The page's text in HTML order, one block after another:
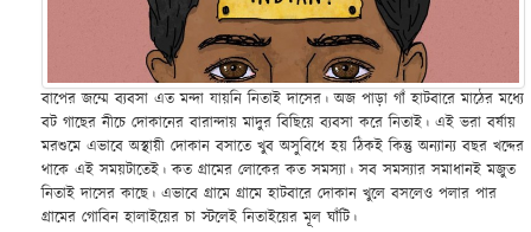
বাপের জম্মে ব্যবসা এত মন্দা যায়নি নিতাই দাসের। অজ পাড়া গাঁ হাটবারে মাঠের মধ্যে
বট গাছের নীচে দোকানের বারান্দায় মাদুর বিছিয়ে ব্যবসা করে নিতাই। এই ভরা বর্ষায়
মরশুমে এভাবে অস্থায়ী দোকান বসাতে খুব অসুবিধে হয় ঠিকই কিন্তু অন্যান্য বছর খদ্দের
থাকে এই সময়টাতেই। কত গ্রামের লোকের কত সমস্যা। সব সমস্যার সমাধানই মজুত
নিতাই দাসের কাছে। এভাবে গ্রামে গ্রামে হাটবারে দোকান খুলে বসলেও পলার পার
গ্রামের গোবিন হালাইয়ের চা স্টলেই নিতাইয়ের মূল ঘাঁটি।